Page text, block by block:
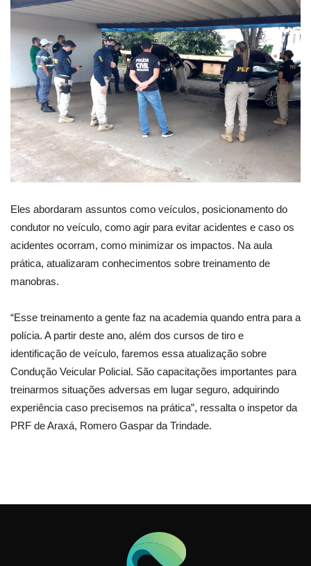
Eles abordaram assuntos como veículos, posicionamento do
condutor no veículo, como agir para evitar acidentes e caso os
acidentes ocorram, como minimizar os impactos. Na aula
prática, atualizaram conhecimentos sobre treinamento de
manobras.
“Esse treinamento a gente faz na academia quando entra para a
polícia. A partir deste ano, além dos cursos de tiro e
identificação de veículo, faremos essa atualização sobre
Condução Veicular Policial. São capacitações importantes para
treinarmos situações adversas em lugar seguro, adquirindo
experiência caso precisemos na prática”, ressalta o inspetor da
PRF de Araxá, Romero Gaspar da Trindade.